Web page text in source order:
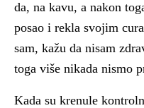
da, na kavu, a nakon
posao i rekla svojim
sam, kažu da nisam
toga više nikada nismo
Kada su krenule